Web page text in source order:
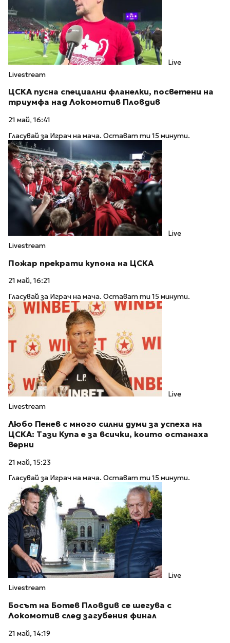
Live
Livestream
ЦСКА пусна специални фланелки, посветени на
триумфа над Локомотив Пловдив
21 май, 16:41
Гласувай за Играч на мача. Остават ти 15 минути.
Live
Livestream
Пожар прекрати купона на ЦСКА
21 май, 16:21
Гласувай за Играч на мача. Остават ти 15 минути.
Live
Livestream
Любо Пенев с много силни думи за успеха на
ЦСКА: Тази Купа е за всички, които останахa
верни
21 май, 15:23
Гласувай за Играч на мача. Остават ти 15 минути.
Live
Livestream
Босът на Ботев Пловдив се шегува с
Локомотив след загубения финал
21 май, 14:19